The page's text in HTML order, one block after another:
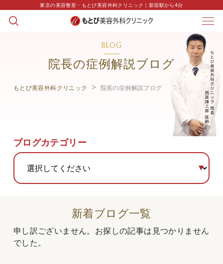
東京の美容整形・もとび美容外科クリニック｜新宿駅から4分
BLOG
院長の症例解説ブログ
もとび美容外科クリニック 院長の症例解説ブログ
ブログカテゴリー
新着ブログ一覧
申し訳ございません。お探しの記事は見つかりません
でした。